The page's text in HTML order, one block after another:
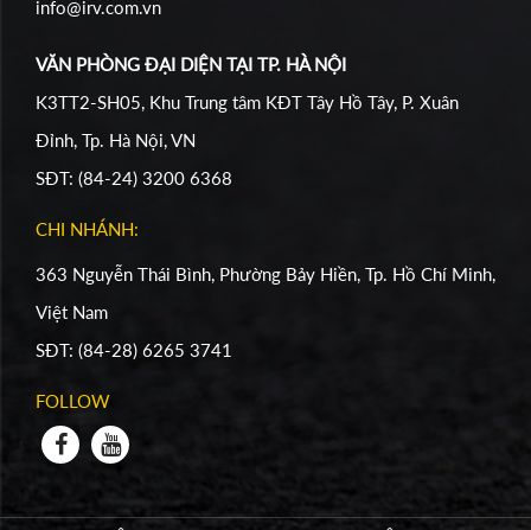
info@irv.com.vn
VĂN PHÒNG ĐẠI DIỆN TẠI TP. HÀ NỘI
K3TT2-SH05, Khu Trung tâm KĐT Tây Hồ Tây, P. Xuân
Đỉnh, Tp. Hà Nội, VN
SĐT: (84-24) 3200 6368
CHI NHÁNH:
363 Nguyễn Thái Bình, Phường Bảy Hiền, Tp. Hồ Chí Minh,
Việt Nam
SĐT: (84-28) 6265 3741
FOLLOW